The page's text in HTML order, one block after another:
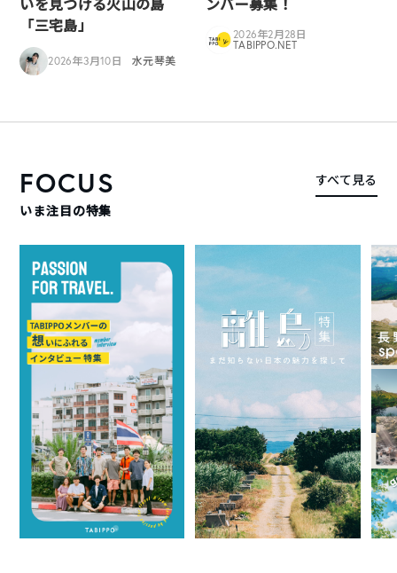
いを見つける火山の島
「三宅島」
2026年3月10日 水元琴美
ンバー募集！
2026年2月28日
TABIPPO.NET
FOCUS
いま注目の特集
すべて見る